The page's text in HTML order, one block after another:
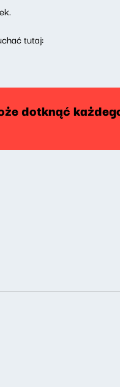
tutaj:
dotknąć